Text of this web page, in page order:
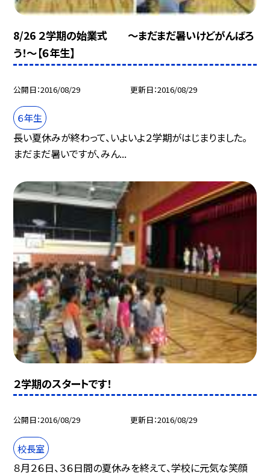
8/26 ２学期の始業式 〜まだまだ暑いけどがんばろ
う！〜【６年生】
公開日 2016/08/29 更新日 2016/08/29
６年生
長い夏休みが終わって、いよいよ２学期がはじまりました。
まだまだ暑いですが、みん...
２学期のスタートです！
公開日 2016/08/29 更新日 2016/08/29
校長室
８月２６日、３６日間の夏休みを終えて、学校に元気な笑顔